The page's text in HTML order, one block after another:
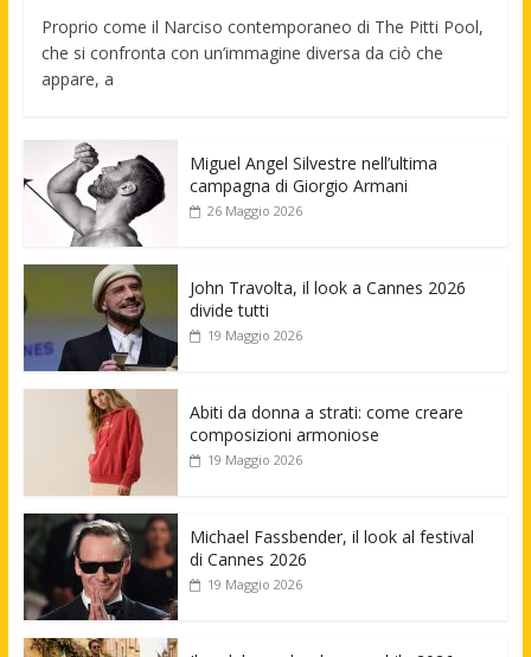
Proprio come il Narciso contemporaneo di The Pitti Pool,
che si confronta con un’immagine diversa da ciò che
appare, a
Miguel Angel Silvestre nell’ultima
campagna di Giorgio Armani
26 Maggio 2026
John Travolta, il look a Cannes 2026
divide tutti
19 Maggio 2026
Abiti da donna a strati: come creare
composizioni armoniose
19 Maggio 2026
Michael Fassbender, il look al festival
di Cannes 2026
19 Maggio 2026